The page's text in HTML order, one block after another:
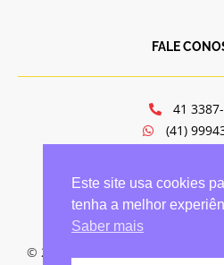
FALE
41
(41)
Av. Mal.
Hauer - Curitiba/
© 2021 JV Portas e Janelas -
Este site usa cookies
tenha a melhor
Saber mais